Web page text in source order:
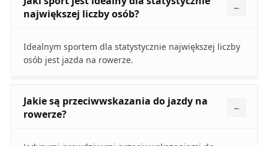
największej liczby osób?
Idealnym sportem dla statystycznie największej liczby
osób jest jazda na rowerze.
Jakie są przeciwwskazania do jazdy na
rowerze?